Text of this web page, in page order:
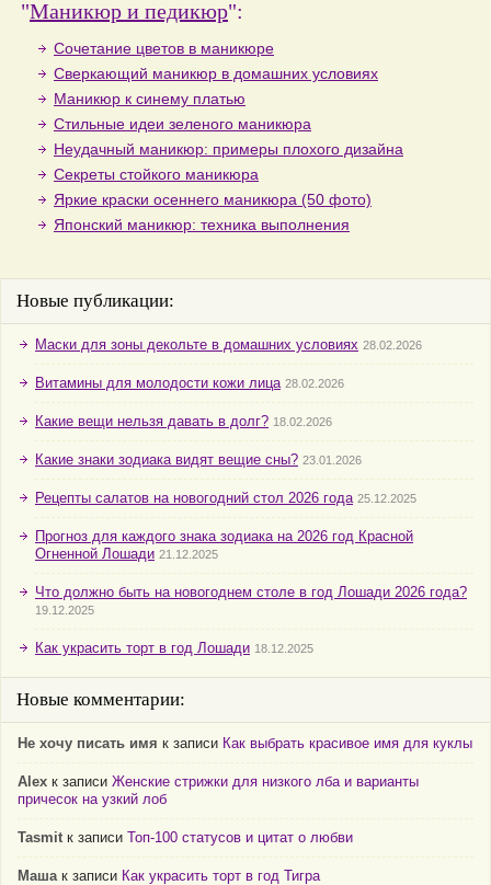
"Маникюр и педикюр":
Сочетание цветов в маникюре
Сверкающий маникюр в домашних условиях
Маникюр к синему платью
Стильные идеи зеленого маникюра
Неудачный маникюр: примеры плохого дизайна
Секреты стойкого маникюра
Яркие краски осеннего маникюра (50 фото)
Японский маникюр: техника выполнения
Новые публикации:
Маски для зоны декольте в домашних условиях 28.02.2026
Витамины для молодости кожи лица 28.02.2026
Какие вещи нельзя давать в долг? 18.02.2026
Какие знаки зодиака видят вещие сны? 23.01.2026
Рецепты салатов на новогодний стол 2026 года 25.12.2025
Прогноз для каждого знака зодиака на 2026 год Красной
Огненной Лошади 21.12.2025
Что должно быть на новогоднем столе в год Лошади 2026 года?
19.12.2025
Как украсить торт в год Лошади 18.12.2025
Новые комментарии:
Не хочу писать имя к записи Как выбрать красивое имя для куклы
Alex к записи Женские стрижки для низкого лба и варианты
причесок на узкий лоб
Tasmit к записи Топ-100 статусов и цитат о любви
Машак записи Как украсить торт в год Тигра